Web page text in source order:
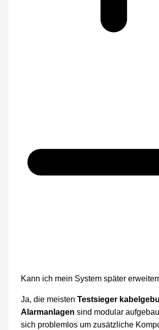
Kann ich mein System später
Ja, die meisten Testsieger
Alarmanlagen sind modular
sich problemlos um zusätzliche